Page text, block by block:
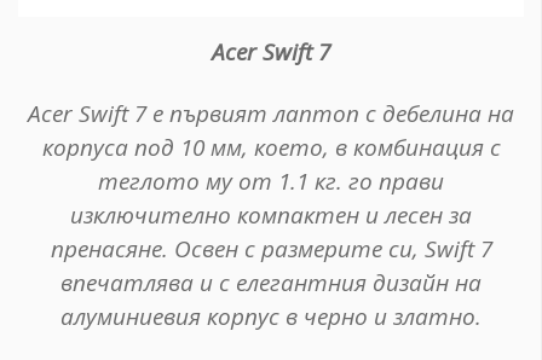
Acer Swift 7
Acer Swift 7 е първият лаптоп с дебелина на
корпуса под 10 мм, което, в комбинация с
теглото му от 1.1 кг. го прави
изключително компактен и лесен за
пренасяне. Освен с размерите си, Swift 7
впечатлява и с елегантния дизайн на
алуминиевия корпус в черно и златно.